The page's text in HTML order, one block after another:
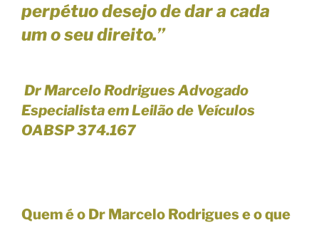
perpétuo desejo de dar a cada
um o seu direito.”
Dr Marcelo Rodrigues Advogado
Especialista em Leilão de Veículos
OABSP 374.167
Quem é o Dr Marcelo Rodrigues e o que